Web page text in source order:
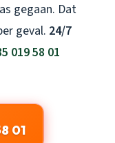
gegaan. Dat
geval. 24/7
019 58 01
01